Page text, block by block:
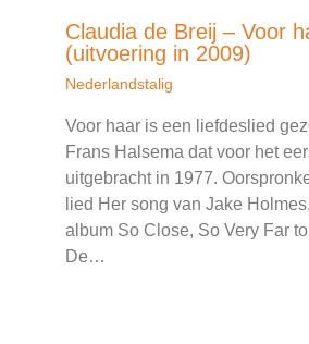
Claudia de Breij – Voor
(uitvoering in 2009)
Nederlandstalig
Voor haar is een liefdeslied
Frans Halsema dat voor het
uitgebracht in 1977.
lied Her song van Jake
album So Close, So Very Far
De…